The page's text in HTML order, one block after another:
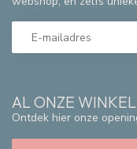
AL ONZE
Ontdek hier onze